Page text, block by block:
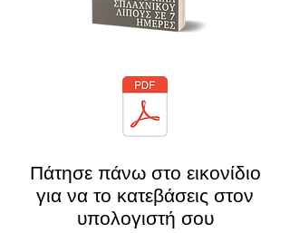
Πάτησε πάνω στο εικονίδιο
για να το κατεβάσεις στον
υπολογιστή σου